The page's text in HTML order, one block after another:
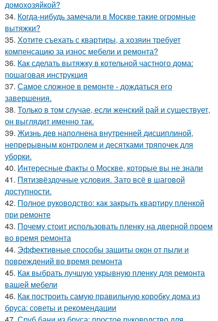
домохозяйкой?
34. Когда-нибудь замечали в Москве такие огромные
вытяжки?
35. Хотите съехать с квартиры, а хозяин требует
компенсацию за износ мебели и ремонта?
36. Как сделать вытяжку в котельной частного дома:
пошаговая инструкция
37. Самое сложное в ремонте - дождаться его
завершения.
38. Только в том случае, если женский рай и существует,
он выглядит именно так.
39. Жизнь дев наполнена внутренней дисциплиной,
непрерывным контролем и десятками тряпочек для
уборки.
40. Интересные факты о Москве, которые вы не знали
41. Пятизвёздочные условия. Зато всё в шаговой
доступности.
42. Полное руководство: как закрыть квартиру пленкой
при ремонте
43. Почему стоит использовать пленку на дверной проем
во время ремонта
44. Эффективные способы защиты окон от пыли и
повреждений во время ремонта
45. Как выбрать лучшую укрывную пленку для ремонта
вашей мебели
46. Как построить самую правильную коробку дома из
бруса: советы и рекомендации